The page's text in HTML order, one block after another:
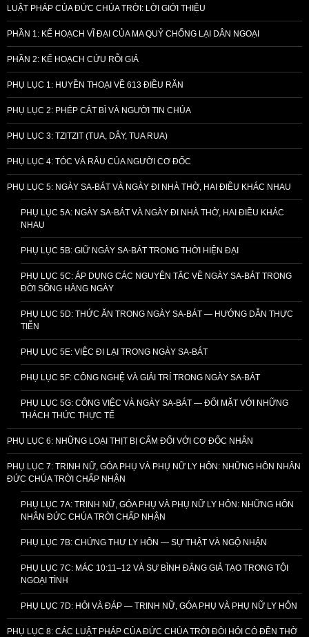
LUẬT PHÁP CỦA ĐỨC CHÚA TRỜI: LỜI GIỚI THIỆU
PHẦN 1: KẾ HOẠCH VĨ ĐẠI CỦA MA QUỶ CHỐNG LẠI DÂN NGOẠI
PHẦN 2: KẾ HOẠCH CỨU RỖI GIẢ
PHỤ LỤC 1: HUYỀN THOẠI VỀ 613 ĐIỀU RĂN
PHỤ LỤC 2: PHÉP CẮT BÌ VÀ NGƯỜI TIN CHÚA
PHỤ LỤC 3: TZITZIT (TUA, DÂY, TUA RUA)
PHỤ LỤC 4: TÓC VÀ RÂU CỦA NGƯỜI CƠ ĐỐC
PHỤ LỤC 5: NGÀY SA-BÁT VÀ NGÀY ĐI NHÀ THỜ, HAI ĐIỀU KHÁC NHAU
PHỤ LỤC 5A: NGÀY SA-BÁT VÀ NGÀY ĐI NHÀ THỜ, HAI ĐIỀU KHÁC
NHAU
PHỤ LỤC 5B: GIỮ NGÀY SA-BÁT TRONG THỜI HIỆN ĐẠI
PHỤ LỤC 5C: ÁP DỤNG CÁC NGUYÊN TẮC VỀ NGÀY SA-BÁT TRONG
ĐỜI SỐNG HẰNG NGÀY
PHỤ LỤC 5D: THỨC ĂN TRONG NGÀY SA-BÁT — HƯỚNG DẪN THỰC
TIỄN
PHỤ LỤC 5E: VIỆC ĐI LẠI TRONG NGÀY SA-BÁT
PHỤ LỤC 5F: CÔNG NGHỆ VÀ GIẢI TRÍ TRONG NGÀY SA-BÁT
PHỤ LỤC 5G: CÔNG VIỆC VÀ NGÀY SA-BÁT — ĐỐI MẶT VỚI NHỮNG
THÁCH THỨC THỰC TẾ
PHỤ LỤC 6: NHỮNG LOẠI THỊT BỊ CẤM ĐỐI VỚI CƠ ĐỐC NHÂN
PHỤ LỤC 7: TRINH NỮ, GÓA PHỤ VÀ PHỤ NỮ LY HÔN: NHỮNG HÔN NHÂN
ĐỨC CHÚA TRỜI CHẤP NHẬN
PHỤ LỤC 7A: TRINH NỮ, GÓA PHỤ VÀ PHỤ NỮ LY HÔN: NHỮNG HÔN
NHÂN ĐỨC CHÚA TRỜI CHẤP NHẬN
PHỤ LỤC 7B: CHỨNG THƯ LY HÔN — SỰ THẬT VÀ NGỘ NHẬN
PHỤ LỤC 7C: MÁC 10:11–12 VÀ SỰ BÌNH ĐẲNG GIẢ TẠO TRONG TỘI
NGOẠI TÌNH
PHỤ LỤC 7D: HỎI VÀ ĐÁP — TRINH NỮ, GÓA PHỤ VÀ PHỤ NỮ LY HÔN
PHỤ LỤC 8: CÁC LUẬT PHÁP CỦA ĐỨC CHÚA TRỜI ĐÒI HỎI CÓ ĐỀN THỜ